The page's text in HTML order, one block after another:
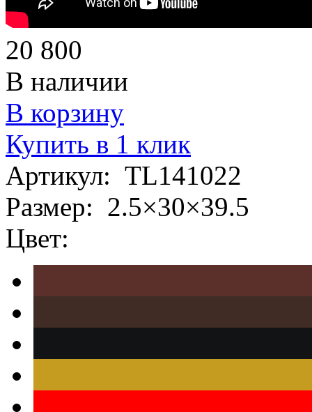
20 800
В наличии
В корзину
Купить в 1 клик
Артикул: TL141022
Размер: 2.5×30×39.5
Цвет: